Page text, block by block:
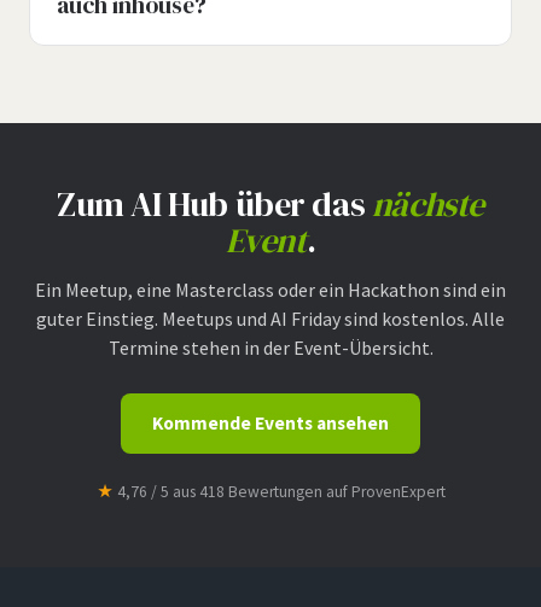
Zum AI Hub über dasnächste
Event.
Ein Meetup, eine Masterclass oder ein Hackathon sind ein
guter Einstieg. Meetups und AI Friday sind kostenlos. Alle
Termine stehen in der Event-Übersicht.
Kommende Events ansehen
★ 4,76 / 5 aus 418 Bewertungen auf ProvenExpert